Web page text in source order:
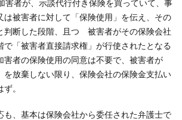
害者が、示談代行付き保険を買っていて、事
は被害者に対して「保険使用」を伝え、その
判断した段階、且つ 被害者がその保険会社
で「被害者直接請求権」が行使されたとなる
害者の保険使用の同意は不要で、被害者が
を放棄しない限り、保険会社の保険金支払い
。
も、基本は保険会社から委任された弁護士で